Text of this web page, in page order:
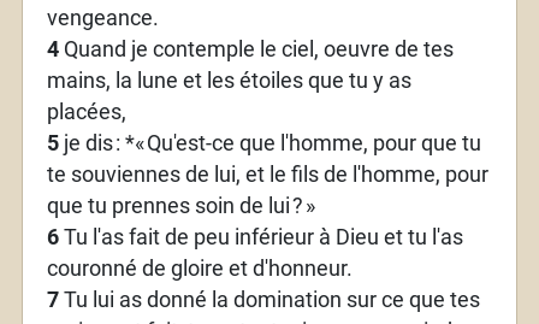
vengeance.
4Quand je contemple le ciel, oeuvre de tes
mains, la lune et les étoiles que tu y as
placées,
5je dis: *«Qu'est-ce que l'homme, pour que tu
te souviennes de lui, et le fils de l'homme, pour
que tu prennes soin de lui? »
6 Tu l'as fait de peu inférieur à Dieu et tu l'as
couronné de gloire et d'honneur.
7Tu lui as donné la domination sur ce que tes